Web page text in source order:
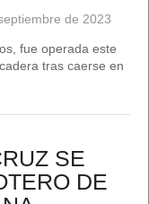
de 2023
fue operada este
tras caerse en
SE
DE